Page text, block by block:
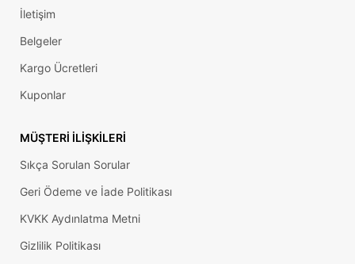
İletişim
Belgeler
Kargo Ücretleri
Kuponlar
MÜŞTERI İLIŞKILERI
Sıkça Sorulan Sorular
Geri Ödeme ve İade Politikası
KVKK Aydınlatma Metni
Gizlilik Politikası